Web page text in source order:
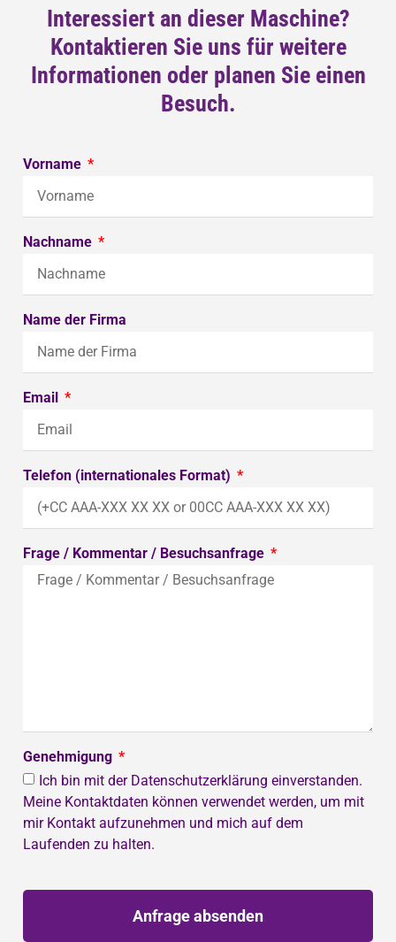
Interessiert an dieser Maschine?
Kontaktieren Sie uns für weitere
Informationen oder planen Sie einen
Besuch.
Vorname
Nachname
Name der Firma
Email
Telefon (internationales Format)
Frage / Kommentar / Besuchsanfrage
Genehmigung
Ich bin mit der Datenschutzerklärung einverstanden.
Meine Kontaktdaten können verwendet werden, um mit
mir Kontakt aufzunehmen und mich auf dem
Laufenden zu halten.
Anfrage absenden